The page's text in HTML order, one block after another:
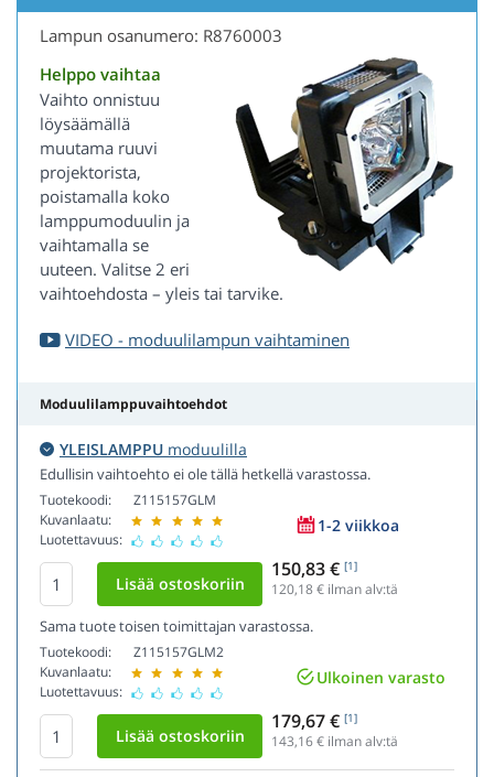
Lampun osanumero: R8760003
Helppo vaihtaa
Vaihto onnistuu
löysäämällä
muutama ruuvi
projektorista,
poistamalla koko
lamppumoduulin ja
vaihtamalla se
uuteen. Valitse 2 eri
vaihtoehdosta – yleis tai tarvike.
VIDEO - moduulilampun vaihtaminen
Moduulilamppuvaihtoehdot
YLEISLAMPPU moduulilla
Edullisin vaihtoehto ei ole tällä hetkellä varastossa.
Tuotekoodi:
Kuvanlaatu:
Luotettavuus:
Z115157GLM
1-2 viikkoa
150,83 € [1]
120,18€ ilman alv:tä
Sama tuote toisen toimittajan varastossa.
Tuotekoodi:
Kuvanlaatu:
Luotettavuus:
Z115157GLM2
Ulkoinen varasto
179,67 € [1]
143,16€ ilman alv:tä